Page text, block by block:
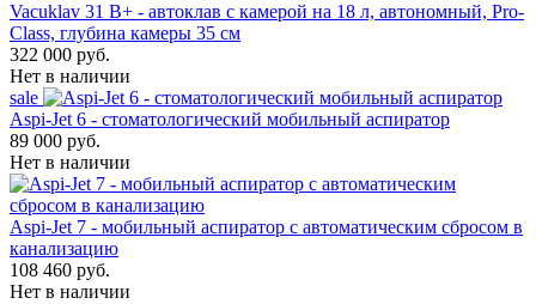
Vacuklav 31 B+ - автоклав с камерой на 18 л, автономный, Pro-
Class, глубина камеры 35 см
322 000 руб.
Нет в наличии
sale
Aspi-Jet 6 - стоматологический мобильный аспиратор
89 000 руб.
Нет в наличии
Aspi-Jet 7 - мобильный аспиратор с автоматическим сбросом в
канализацию
108 460 руб.
Нет в наличии